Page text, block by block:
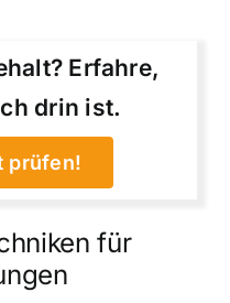
Erfahre,
drin ist.
prüfen!
für